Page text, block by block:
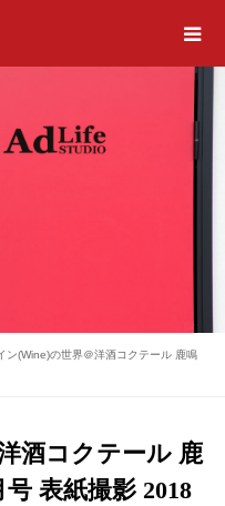
ン(Wine)の世界＠洋酒コクテール 鹿鳴
酒コクテール 鹿
表紙撮影 2018